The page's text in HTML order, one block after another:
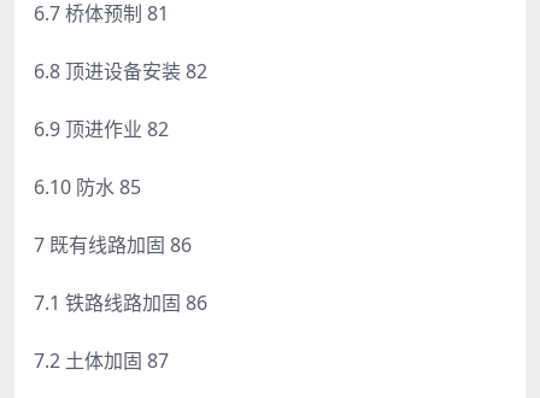
6.7 桥体预制 81
6.8 顶进设备安装 82
6.9 顶进作业 82
6.10 防水 85
7 既有线路加固 86
7.1 铁路线路加固 86
7.2 土体加固 87